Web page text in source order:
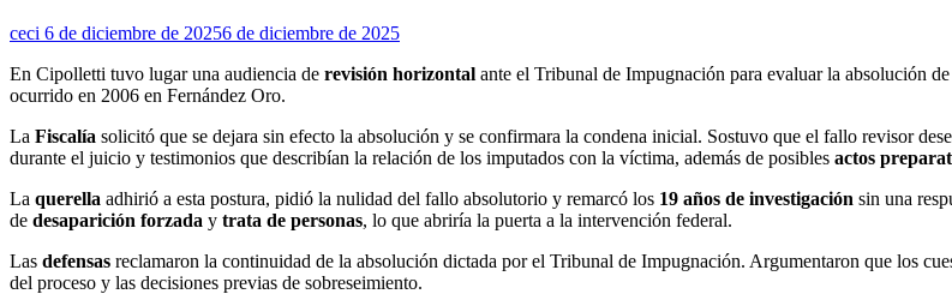
ceci 6 de diciembre de 20256 de diciembre de 2025
En Cipolletti tuvo lugar una audiencia de revisión horizontal ante el Tribunal de Impugnación para evaluar la absolución
ocurrido en 2006 en Fernández Oro.
La Fiscalía solicitó que se dejara sin efecto la absolución y se confirmara la condena inicial. Sostuvo que el fallo revisor
durante el juicio y testimonios que describían la relación de los imputados con la víctima, además de posibles actos
La querella adhirió a esta postura, pidió la nulidad del fallo absolutorio y remarcó los 19 años de investigación sin una
de desaparición forzada y trata de personas, lo que abriría la puerta a la intervención federal.
Las defensas reclamaron la continuidad de la absolución dictada por el Tribunal de Impugnación. Argumentaron que los
del proceso y las decisiones previas de sobreseimiento.